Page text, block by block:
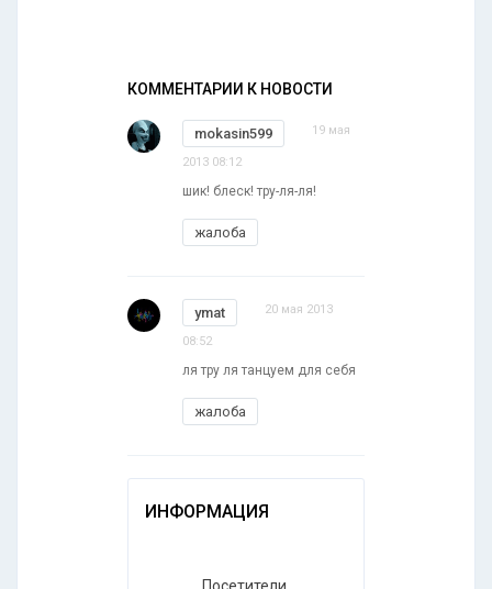
КОММЕНТАРИИ К НОВОСТИ
mokasin599 19 мая
2013 08:12
шик! блеск! тру-ля-ля!
жалоба
ymat 20 мая 2013
08:52
ля тру ля танцуем для себя
жалоба
ИНФОРМАЦИЯ